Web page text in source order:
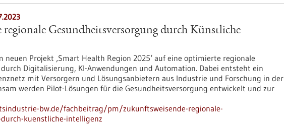
Gesundheitsversorgung durch Künstliche
neuen Projekt ‚Smart Health Region 2025‘ auf eine optimierte regionale
Digitalisierung, KI-Anwendungen und Automation. Dabei entsteht ein
mit Versorgern und Lösungsanbietern aus Industrie und Forschung in der
werden Pilot-Lösungen für die Gesundheitsversorgung entwickelt und zur
bw.de/fachbeitrag/pm/zukunftsweisende-regionale-
kuenstliche-intelligenz